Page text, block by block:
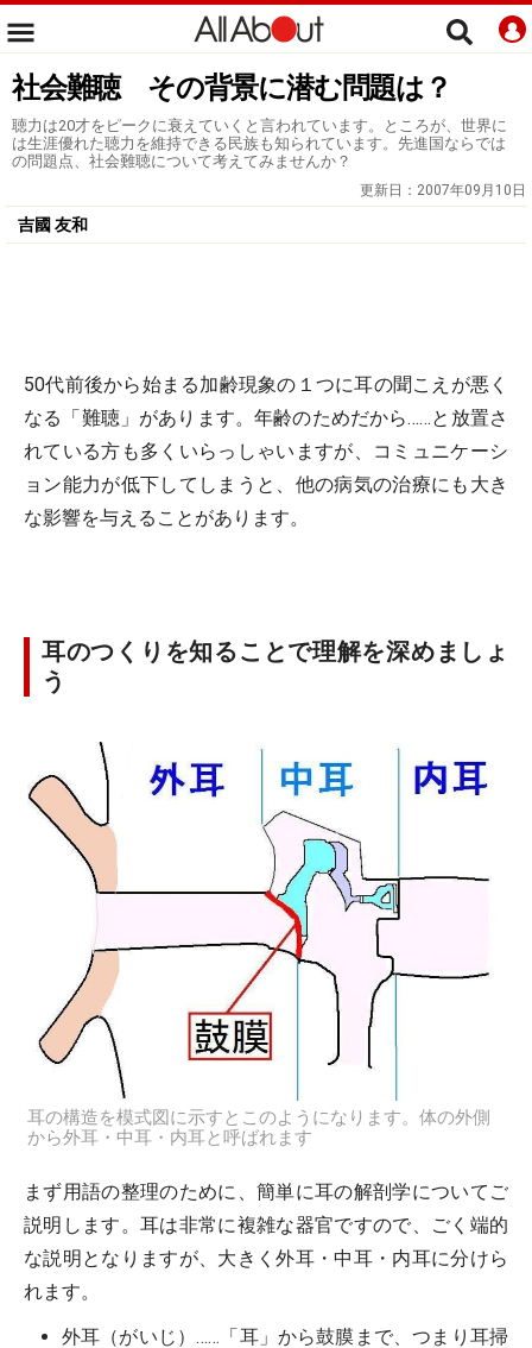
社会難聴 その背景に潜む問題は？
聴力は20才をピークに衰えていくと言われています。ところが、世界に
は生涯優れた聴力を維持できる民族も知られています。先進国ならでは
の問題点、社会難聴について考えてみませんか？
更新日： 2007年09月10日
吉國 友和
50代前後から始まる加齢現象の１つに耳の聞こえが悪く
なる「難聴」があります。年齢のためだから……と放置さ
れている方も多くいらっしゃいますが、コミュニケーシ
ョン能力が低下してしまうと、他の病気の治療にも大き
な影響を与えることがあります。
耳のつくりを知ることで理解を深めましょ
う
耳の構造を模式図に示すとこのようになります。体の外側
から外耳・中耳・内耳と呼ばれます
まず用語の整理のために、簡単に耳の解剖学についてご
説明します。耳は非常に複雑な器官ですので、ごく端的
な説明となりますが、大きく外耳・中耳・内耳に分けら
れます。
外耳（がいじ）……「耳」から鼓膜まで、つまり耳掃